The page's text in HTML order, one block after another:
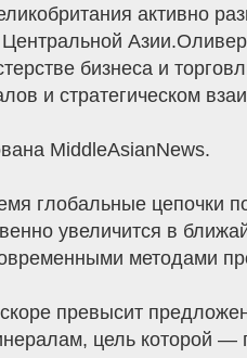
активно
бизнеса и
и стратегическом
MiddleAsianNews.
глобальные цепочки
увеличится в
методами
превысит
цель которой —